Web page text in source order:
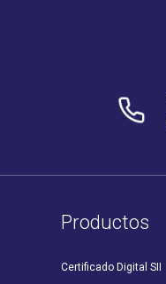
Productos
Certificado Digital SII